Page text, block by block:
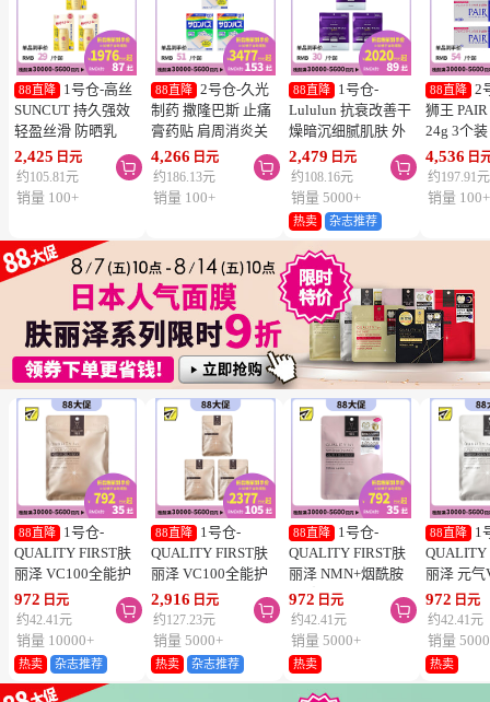
88直降
1号仓-高丝
SUNCUT 持久强效
轻盈丝滑 防晒乳
SPF50+ PA++++
50ml 3个装 阻隔紫
外线 持久耐水 户外
2,425 日元
约105.81元

销量 100+
88直降
2号仓-久光
制药 撒隆巴斯 止痛
膏药贴 肩周消炎关
节颈椎疼 4.6×7.2cm
120贴 3个装【第3类
医药品】
4,266 日元
约186.13元

销量 100+
88直降
1号仓-
Lululun 抗衰改善干
燥暗沉细腻肌肤 外
泌体精华液保湿面膜
7片 3个装 Exosome
增加肌肤弹力透明感
2,479 日元
约108.16元

销量 5000+
热卖 杂志推荐
88直降
2
狮王
24g 3个
疮 去痘
舒缓炎症
类医药品
4,536 日
约197.91元
销量 100+
88直降
1号仓-
QUALITY FIRST肤
丽泽 VC100全能护
理面膜 7片
972 日元
约42.41元

销量 10000+
热卖 杂志推荐
88直降
1号仓-
QUALITY FIRST肤
丽泽 VC100全能护
理面膜 7片 3个装
2,916 日元
约127.23元

销量 5000+
热卖 杂志推荐
88直降
1号仓-
QUALITY FIRST肤
丽泽 NMN+烟酰胺
多重焕活面膜 7片
972 日元
约42.41元

销量 5000+
热卖
88直降
1
QUALITY
丽泽 元气
白保湿面
维生素C
片
972 日元
约42.41元
销量
热卖